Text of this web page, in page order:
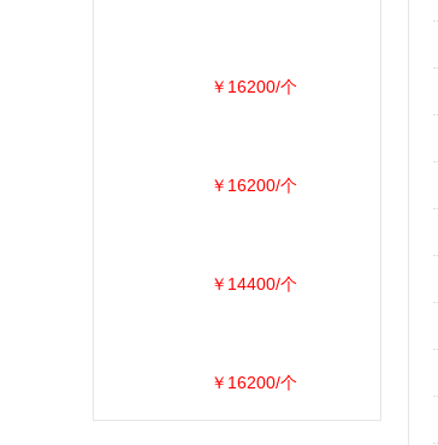
￥16200/个
￥16200/个
￥14400/个
￥16200/个